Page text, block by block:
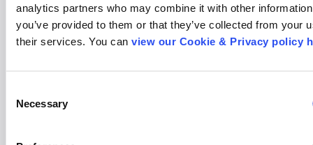
analytics partners who may combine it with other
you’ve provided to them or that they’ve collected from your
their services. You can view our Cookie & Privacy policy
Selection
Necessary